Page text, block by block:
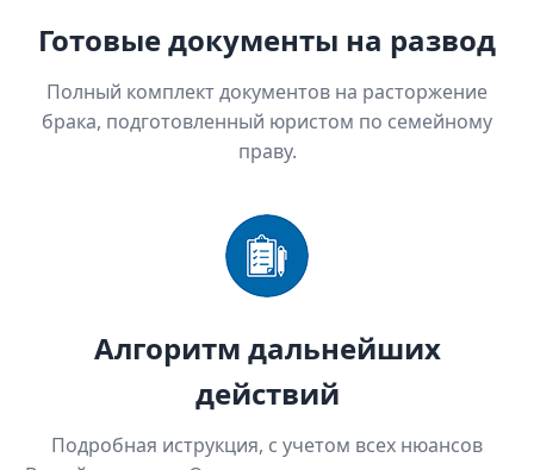
Готовые документы на развод
Полный комплект документов на расторжение
брака, подготовленный юристом по семейному
праву.
Алгоритм дальнейших
действий
Подробная иструкция, с учетом всех нюансов